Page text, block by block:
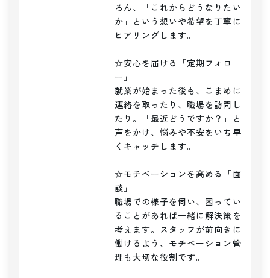
ろん、「これからどうなりたい
か」という想いや希望を丁寧に
ヒアリングします。
☆安心を届ける「定期フォロ
ー」
就業が始まった後も、こまめに
連絡を取ったり、職場を訪問し
たり。「最近どうですか？」と
声をかけ、悩みや不安をいち早
くキャッチします。
☆モチベーションを高める「面
談」
職場での様子を伺い、困ってい
ることがあれば一緒に解決策を
考えます。スタッフが前向きに
働けるよう、モチベーション管
理も大切な役割です。